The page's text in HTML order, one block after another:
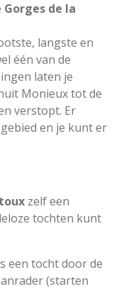
Gorges de la
langste en
één van de
laten je
Monieux tot de
verstopt. Er
en je kunt er
zelf een
tochten kunt
een tocht door de
(starten